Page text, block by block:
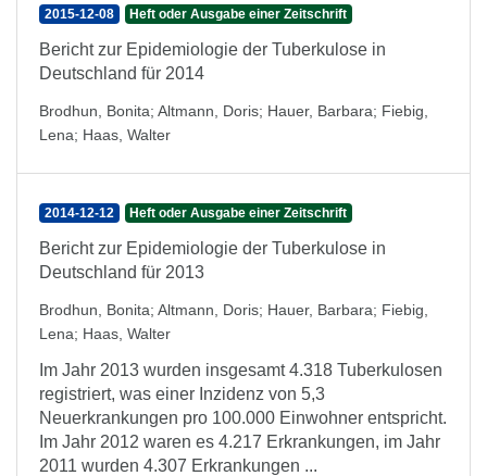
2015-12-08 Heft oder Ausgabe einer Zeitschrift
Bericht zur Epidemiologie der Tuberkulose in
Deutschland für 2014
Brodhun, Bonita; Altmann, Doris; Hauer, Barbara; Fiebig,
Lena; Haas, Walter
2014-12-12 Heft oder Ausgabe einer Zeitschrift
Bericht zur Epidemiologie der Tuberkulose in
Deutschland für 2013
Brodhun, Bonita; Altmann, Doris; Hauer, Barbara; Fiebig,
Lena; Haas, Walter
Im Jahr 2013 wurden insgesamt 4.318 Tuberkulosen
registriert, was einer Inzidenz von 5,3
Neuerkrankungen pro 100.000 Einwohner entspricht.
Im Jahr 2012 waren es 4.217 Erkrankungen, im Jahr
2011 wurden 4.307 Erkrankungen ...